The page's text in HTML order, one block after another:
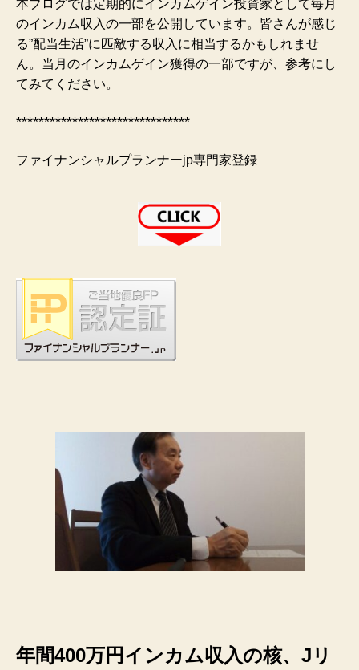
本ブログでは定期的にインカムゲイン投資家として毎月
のインカム収入の一部を公開しています。皆さんが感じ
る”配当生活”に匹敵する収入に相当するかもしれませ
ん。当月のインカムゲイン獲得の一部ですが、参考にし
てみてください。
*******************************
ファイナンシャルプランナーjp専門家登録
年間400万円インカム収入の核、Jリ